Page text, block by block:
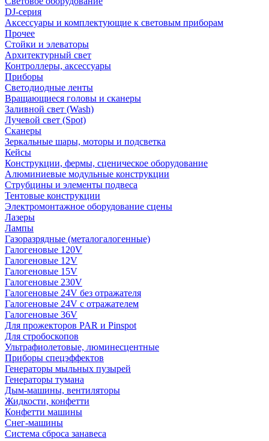
DJ-серия
Аксессуары и комплектующие к световым приборам
Прочее
Стойки и элеваторы
Архитектурный свет
Контроллеры, аксессуары
Приборы
Светодиодные ленты
Вращающиеся головы и сканеры
Заливной свет (Wash)
Лучевой свет (Spot)
Сканеры
Зеркальные шары, моторы и подсветка
Кейсы
Конструкции, фермы, сценическое оборудование
Алюминиевые модульные конструкции
Струбцины и элементы подвеса
Тентовые конструкции
Электромонтажное оборудование сцены
Лазеры
Лампы
Газоразрядные (металогалогенные)
Галогеновые 120V
Галогеновые 12V
Галогеновые 15V
Галогеновые 230V
Галогеновые 24V без отражателя
Галогеновые 24V с отражателем
Галогеновые 36V
Для прожекторов PAR и Pinspot
Для стробоскопов
Ультрафиолетовые, люминесцентные
Приборы спецэффектов
Генераторы мыльных пузырей
Генераторы тумана
Дым-машины, вентиляторы
Жидкости, конфетти
Конфетти машины
Снег-машины
Система сброса занавеса